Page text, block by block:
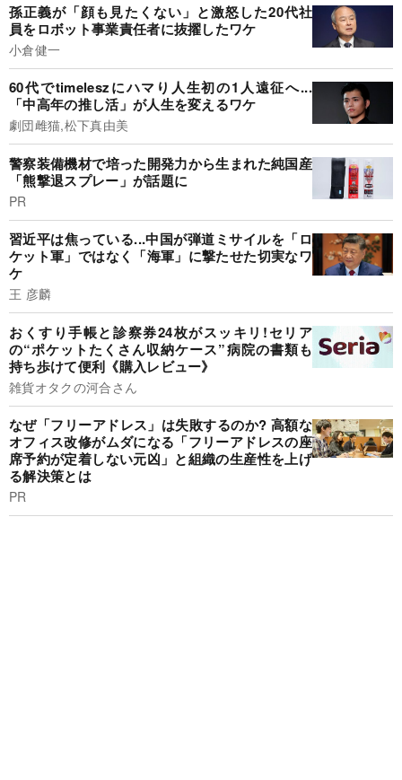
孫正義が「顔も見たくない」と激怒した20代社
員をロボット事業責任者に抜擢したワケ
小倉健一
60代でtimeleszにハマり人生初の1人遠征へ...
「中高年の推し活」が人生を変えるワケ
劇団雌猫,松下真由美
警察装備機材で培った開発力から生まれた純国産
「熊撃退スプレー」が話題に
PR
習近平は焦っている...中国が弾道ミサイルを「ロ
ケット軍」ではなく「海軍」に撃たせた切実なワ
ケ
王 彦麟
おくすり手帳と診察券24枚がスッキリ!セリア
の“ポケットたくさん収納ケース”病院の書類も
持ち歩けて便利《購入レビュー》
雑貨オタクの河合さん
なぜ「フリーアドレス」は失敗するのか? 高額な
オフィス改修がムダになる「フリーアドレスの座
席予約が定着しない元凶」と組織の生産性を上げ
る解決策とは
PR